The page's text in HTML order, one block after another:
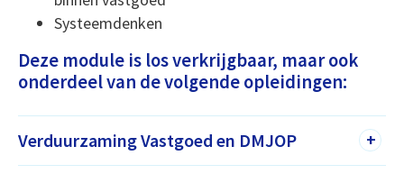
Systeemdenken
Deze module is los verkrijgbaar, maar ook
onderdeel van de volgende opleidingen:
Verduurzaming Vastgoed en DMJOP +